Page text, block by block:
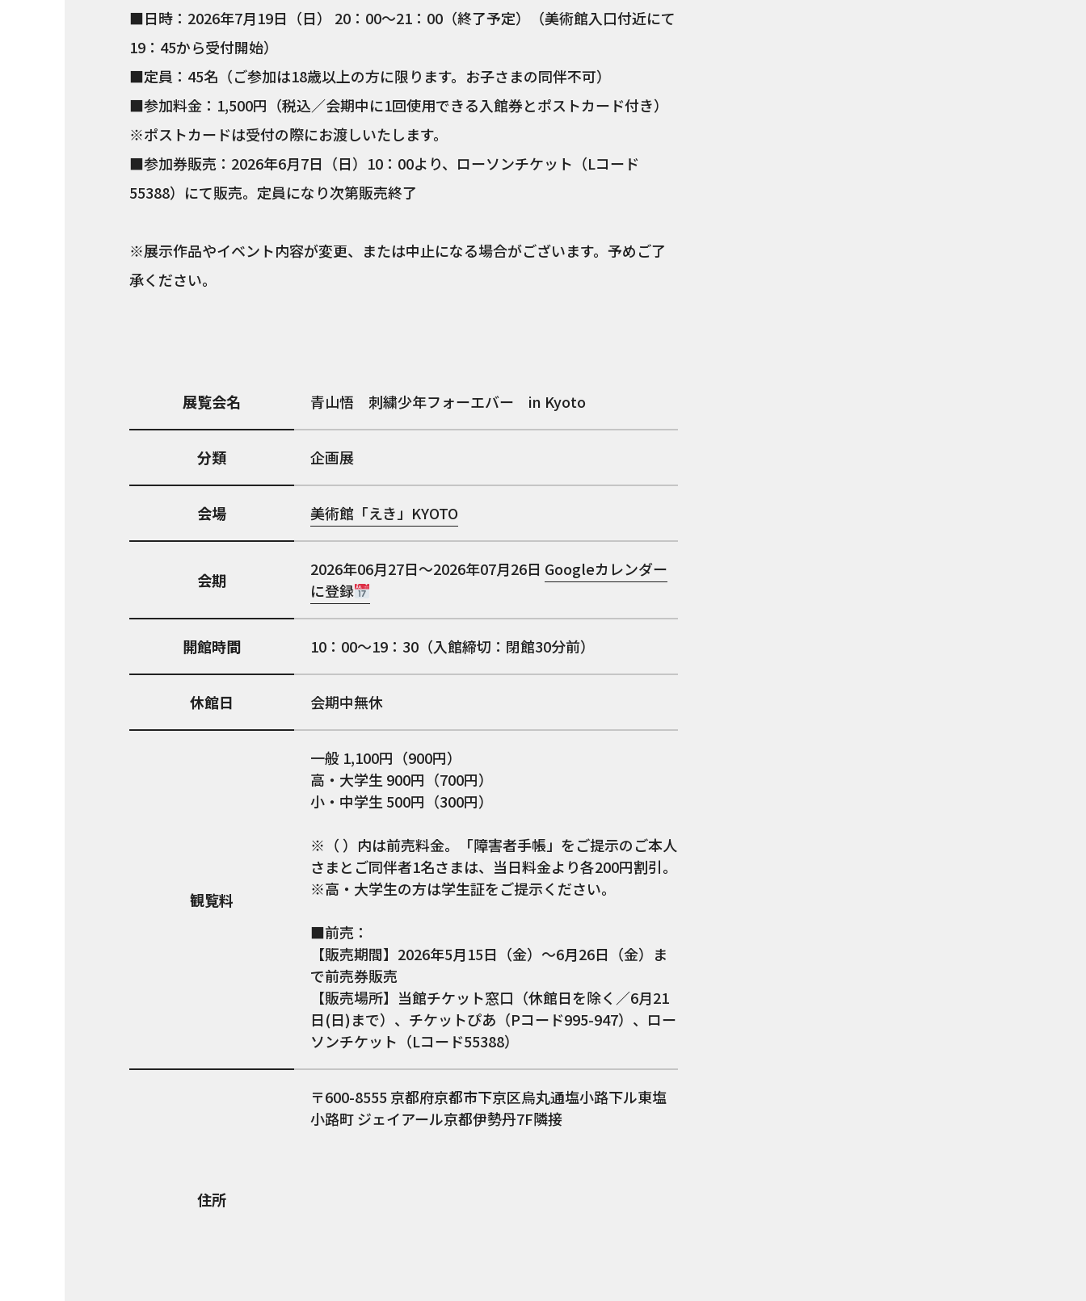
■日時：2026年7月19日（日） 20：00～21：00（終了予定）（美術館入口付近にて
19：45から受付開始）
■定員：45名（ご参加は18歳以上の方に限ります。お子さまの同伴不可）
■参加料金：1,500円（税込／会期中に1回使用できる入館券とポストカード付き）
※ポストカードは受付の際にお渡しいたします。
■参加券販売：2026年6月7日（日）10：00より、ローソンチケット（Lコード
55388）にて販売。定員になり次第販売終了
※展示作品やイベント内容が変更、または中止になる場合がございます。予めご了
承ください。
展覧会名 青山悟 刺繍少年フォーエバー in Kyoto
分類 企画展
会場 美術館「えき」KYOTO
会期
2026年06月27日～2026年07月26日 Googleカレンダー
に登録
開館時間 10：00～19：30（入館締切：閉館30分前）
休館日 会期中無休
観覧料
一般 1,100円（900円）
高・大学生 900円（700円）
小・中学生 500円（300円）
※（ ）内は前売料金。「障害者手帳」をご提示のご本人
さまとご同伴者1名さまは、当日料金より各200円割引。
※高・大学生の方は学生証をご提示ください。
■前売：
【販売期間】2026年5月15日（金）～6月26日（金）ま
で前売券販売
【販売場所】当館チケット窓口（休館日を除く／6月21
日(日)まで）、チケットぴあ（Pコード995-947）、ロー
ソンチケット（Lコード55388）
住所
600-8555 京都府京都市下京区烏丸通塩小路下ル東塩
小路町 ジェイアール京都伊勢丹7F隣接